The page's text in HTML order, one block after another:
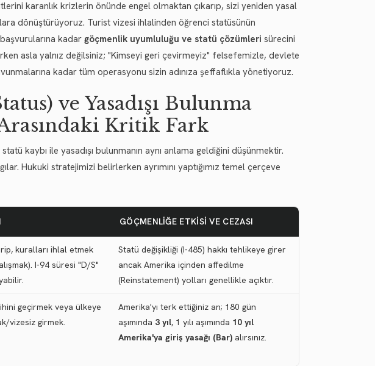
karanlık krizlerin önünde engel olmaktan çıkarıp, sizi yeniden yasal
dönüştürüyoruz. Turist vizesi ihlalinden öğrenci statüsünün
kadar göçmenlik uyumluluğu ve statü çözümleri sürecini
asla yalnız değilsiniz; "Kimseyi geri çevirmeyiz" felsefemizle, devlete
kadar tüm operasyonu sizin adınıza şeffaflıkla yönetiyoruz.
ve Yasadışı Bulunma
Kritik Fark
kaybı ile yasadışı bulunmanın aynı anlama geldiğini düşünmektir.
Hukuki stratejimizi belirlerken ayrımını yaptığımız temel çerçeve
GÖÇMENLIĞE ETKISI VE CEZASI
kuralları ihlal etmek
I-94 süresi "D/S"
Statü değişikliği (I-485) hakkı tehlikeye girer
ancak Amerika içinden affedilme
(Reinstatement) yolları genellikle açıktır.
geçirmek veya ülkeye
vizesiz girmek.
Amerika'yı terk ettiğiniz an; 180 gün
aşımında 3 yıl, 1 yılı aşımında 10 yıl
Amerika'ya giriş yasağı (Bar) alırsınız.